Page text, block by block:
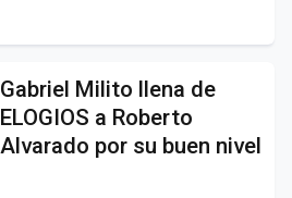
Gabriel Milito llena de
ELOGIOS a Roberto
Alvarado por su buen nivel